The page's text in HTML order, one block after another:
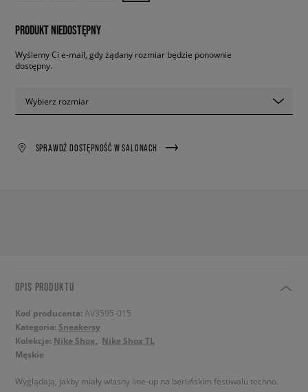
PRODUKT NIEDOSTĘPNY
Wyślemy Ci e-mail, gdy żądany rozmiar będzie ponownie
dostępny.
Wybierz rozmiar
SPRAWDŹ DOSTĘPNOŚĆ W SALONACH
OPIS PRODUKTU
Kod producenta: AV3595-015
Kategoria: Sneakersy
Kolekcje: Nike Shox
Nike Shox TL
Męskie
Wyglądają, jakby miały własny line-up na berlińskim festiwalu techno.